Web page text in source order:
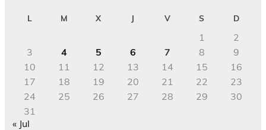
L M X J V S D
1
2
3
4 5 6 7 8
9
10
11 12 13 14 15
16
17
18 19 20 21 22
23
24
25 26 27 28 29
30
31
« Jul